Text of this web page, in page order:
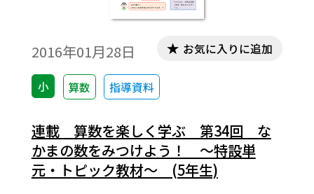
2016年01月28日
小 算数 指導資料
お気に入りに追加
連載 算数を楽しく学ぶ 第34回 な
かまの数をみつけよう！ ～特設単
元・トピック教材～ (5年生)